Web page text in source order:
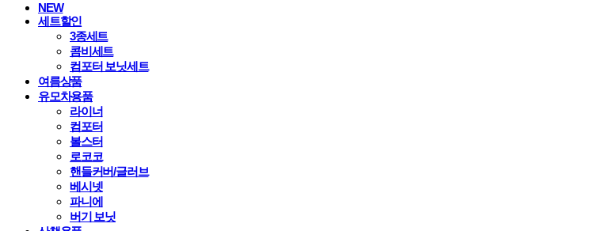
NEW
세트할인
3종세트
콤비세트
컴포터 보닛세트
여름상품
유모차용품
라이너
컴포터
볼스터
로코코
핸들커버/글러브
베시넷
파니에
버기 보닛